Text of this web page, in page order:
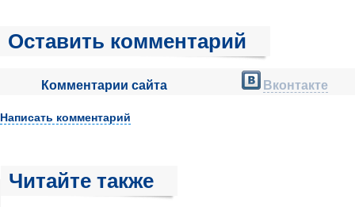
Оставить комментарий
Комментарии сайта Вконтакте
Написать комментарий
Читайте также